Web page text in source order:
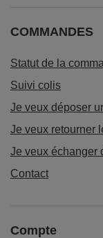
COMMANDES
Statut de la
Suivi colis
Je veux déposer
Je veux retourner
Je veux échanger
Contact
Compte